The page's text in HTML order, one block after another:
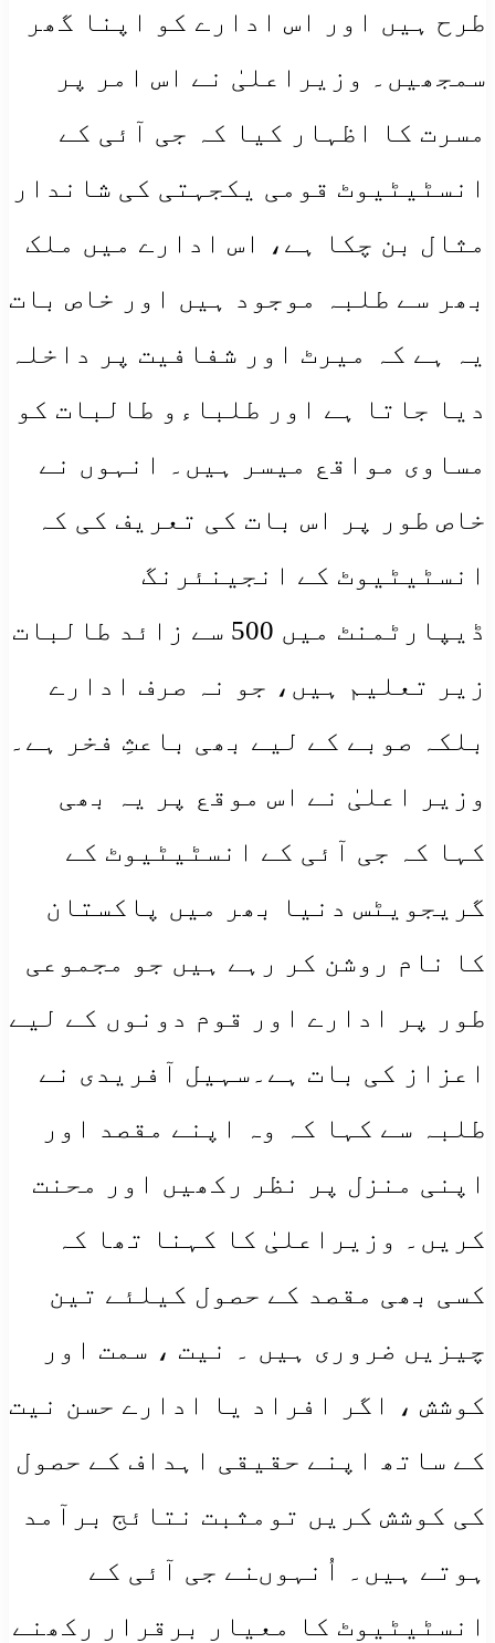
طرح ہیں اور اس ادارے کو اپنا گھر
سمجھیں۔ وزیراعلیٰ نے اس امر پر
مسرت کا اظہار کیا کہ جی آئی کے
انسٹیٹیوٹ قومی یکجہتی کی شاندار
مثال بن چکا ہے، اس ادارے میں ملک
بھر سے طلبہ موجود ہیں اور خاص بات
یہ ہے کہ میرٹ اور شفافیت پر داخلہ
دیا جاتا ہے اور طلباءو طالبات کو
مساوی مواقع میسر ہیں۔ انہوں نے
خاص طور پر اس بات کی تعریف کی کہ
انسٹیٹیوٹ کے انجینئرنگ
ڈیپارٹمنٹ میں 500 سے زائد طالبات
زیر تعلیم ہیں، جو نہ صرف ادارے
بلکہ صوبے کے لیے بھی باعثِ فخر ہے۔
وزیر اعلیٰ نے اس موقع پر یہ بھی
کہا کہ جی آئی کے انسٹیٹیوٹ کے
گریجویٹس دنیا بھر میں پاکستان
کا نام روشن کر رہے ہیں جو مجموعی
طور پر ادارے اور قوم دونوں کے لیے
اعزاز کی بات ہے۔سہیل آفریدی نے
طلبہ سے کہا کہ وہ اپنے مقصد اور
اپنی منزل پر نظر رکھیں اور محنت
کریں۔ وزیراعلیٰ کا کہنا تھا کہ
کسی بھی مقصد کے حصول کیلئے تین
چیزیں ضروری ہیں ۔ نیت ، سمت اور
کوشش ، اگر افراد یا ادارے حسن نیت
کے ساتھ اپنے حقیقی اہداف کے حصول
کی کوشش کریں تومثبت نتائج برآمد
ہوتے ہیں۔ اُنہوںنے جی آئی کے
انسٹیٹیوٹ کا معیار برقرار رکھنے